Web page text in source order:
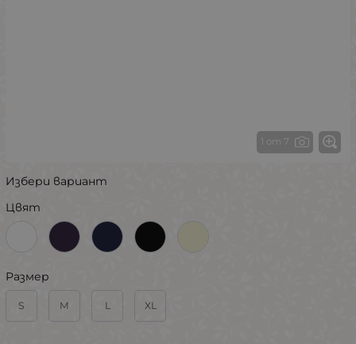
1 от 7
Избери вариант
Цвят
Размер
S M L XL